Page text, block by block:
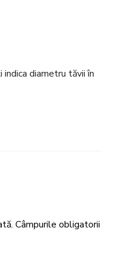
diametru tăvii în
Câmpurile obligatorii